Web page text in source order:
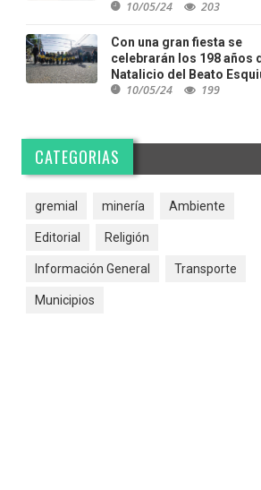
10/05/24 203
Con una gran fiesta se
celebrarán los 198 años
Natalicio del Beato
10/05/24 199
CATEGORIAS
gremial minería Ambiente
Editorial Religión
Información General Transporte
Municipios